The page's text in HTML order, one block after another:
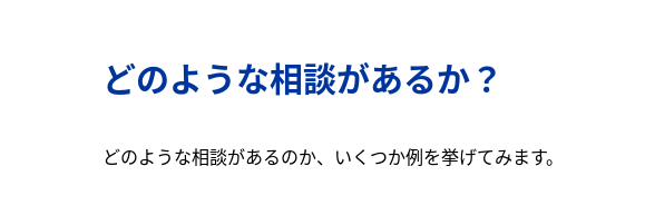
どのような相談があるか？
どのような相談があるのか、いくつか例を挙げてみます。